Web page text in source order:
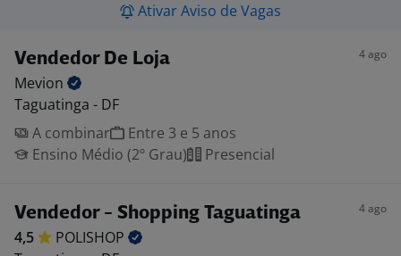
Ativar Aviso de Vagas
Vendedor De Loja 4 ago
Mevion
Taguatinga - DF
A combinar
Entre 3 e 5 anos
Ensino Médio (2º Grau)
Presencial
Vendedor - Shopping Taguatinga 4 ago
4,5
POLISHOP